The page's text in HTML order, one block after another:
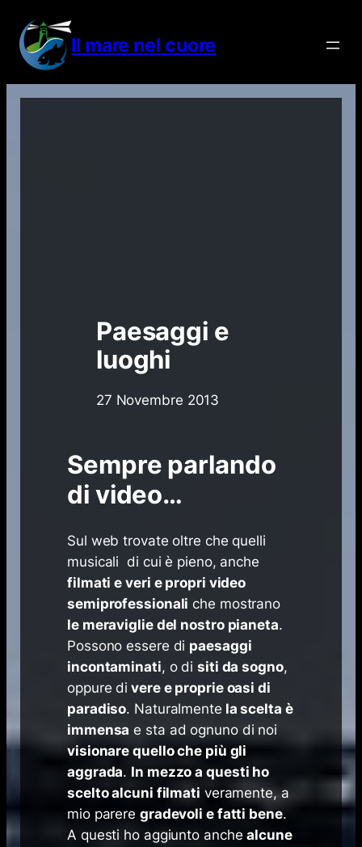
contenuto
Il mare nel cuore
Paesaggi e
luoghi
27 Novembre 2013
Sempre parlando
di video…
Sul web trovate oltre che quelli
musicali di cui è pieno, anche
filmati e veri e propri video
semiprofessionali che mostrano
le meraviglie del nostro pianeta.
Possono essere di paesaggi
incontaminati, o disiti da sogno,
oppure di vere e proprie oasi di
paradiso. Naturalmente la scelta è
immensa e sta ad ognuno di noi
visionare quello che più gli
aggrada. In mezzo a questi ho
scelto alcuni filmati veramente, a
mio parere gradevoli e fatti bene.
A questi ho aggiunto anchealcune